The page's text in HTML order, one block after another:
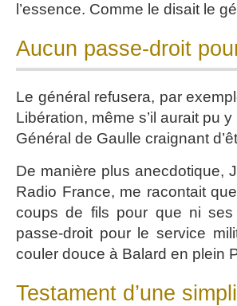
l’essence. Comme le disait le
Aucun passe-droit
Le général refusera, par
Libération, même s’il aurait pu
Général de Gaulle craignant
De manière plus anecdotique,
Radio France, me racontait
coups de fils pour que ni
passe-droit pour le service
couler douce à Balard en plein
Testament d’une